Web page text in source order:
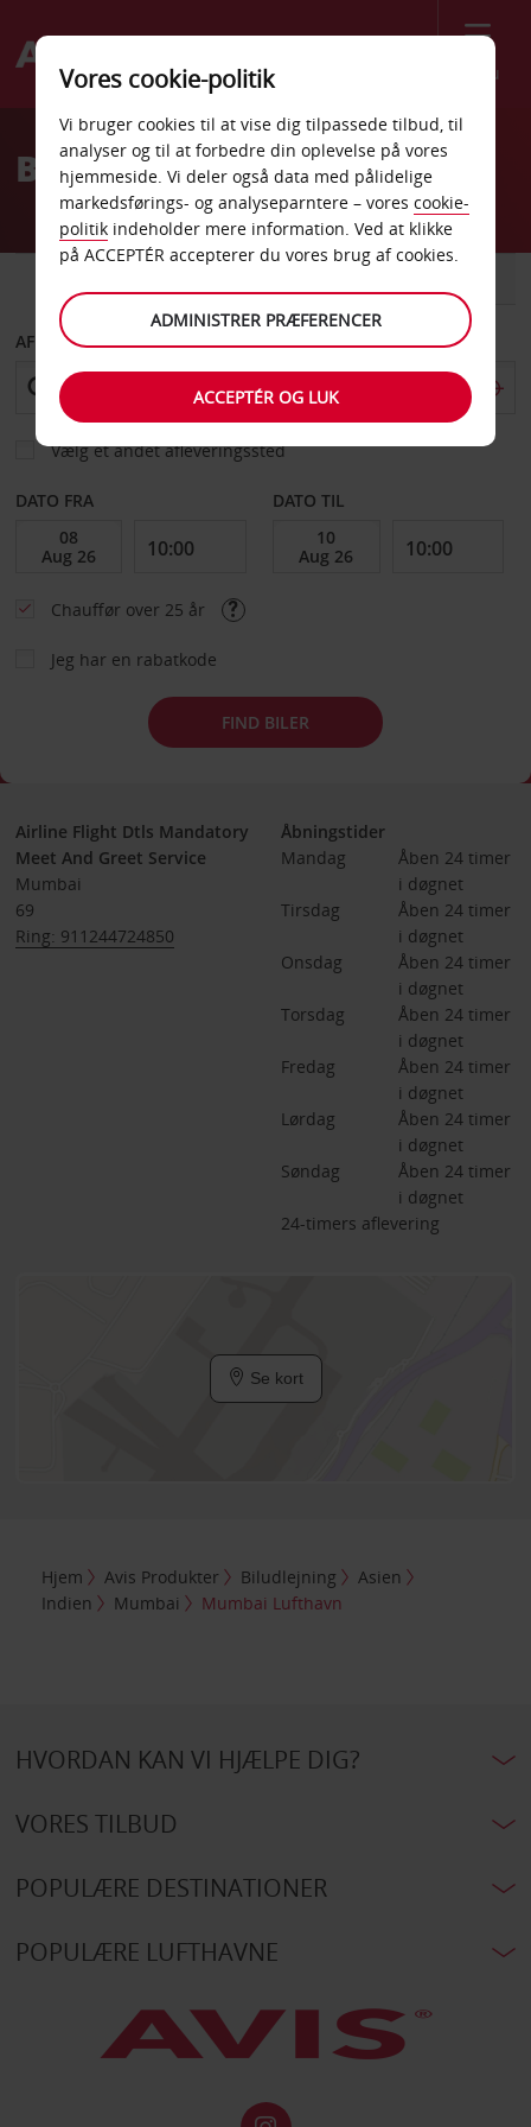
Menu
Welcome
AvisBilleje Mumbai Lufthavn
AFHENT FRA
Vælg et andet afleveringssted
DATO FRA DATO TIL
Chauffør over 25 år
Jeg har en rabatkode
FIND BILER
Airline Flight Dtls Mandatory
Meet And Greet Service
Mumbai
69
Ring: 911244724850
Åbningstider
Mandag
Åben 24 timer
i døgnet
Tirsdag
Åben 24 timer
i døgnet
Onsdag
Åben 24 timer
i døgnet
Torsdag
Åben 24 timer
i døgnet
Fredag
Åben 24 timer
i døgnet
Lørdag
Åben 24 timer
i døgnet
Søndag
Åben 24 timer
i døgnet
24-timers aflevering
Se kort
Hjem Avis Produkter Biludlejning
Asien
Indien
Mumbai Mumbai Lufthavn
HVORDAN KAN VI HJÆLPE DIG?
VORES TILBUD
POPULÆRE DESTINATIONER
POPULÆRE LUFTHAVNE
Vores cookie-politik
Vi bruger cookies til at vise dig tilpassede tilbud, til
analyser og til at forbedre din oplevelse på vores
hjemmeside. Vi deler også data med pålidelige
markedsførings- og analyseparntere – vores cookie-
politik indeholder mere information. Ved at klikke
på ACCEPTÉR accepterer du vores brug af cookies.
ADMINISTRER PRÆFERENCER
ACCEPTÉR OG LUK